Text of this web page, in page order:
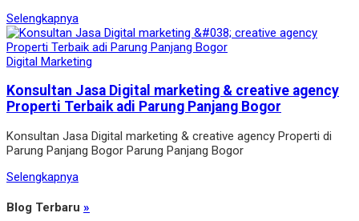
Selengkapnya
Digital Marketing
Konsultan Jasa Digital marketing & creative agency
Properti Terbaik adi Parung Panjang Bogor
Konsultan Jasa Digital marketing & creative agency Properti di
Parung Panjang Bogor Parung Panjang Bogor
Selengkapnya
Blog Terbaru »